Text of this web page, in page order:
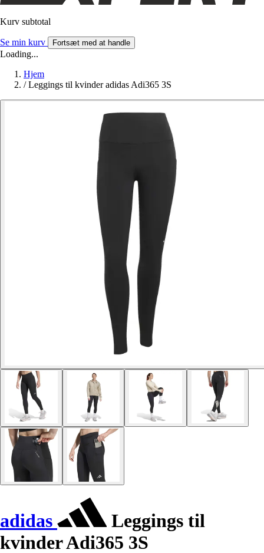
Kurv subtotal
Se min kurv Fortsæt med at handle
Loading...
Hjem
/ Leggings til kvinder adidas Adi365 3S
adidas
Leggings til
kvinder Adi365 3S